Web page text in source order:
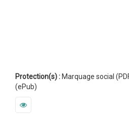
Protection(s) : Marquage social
(ePub)